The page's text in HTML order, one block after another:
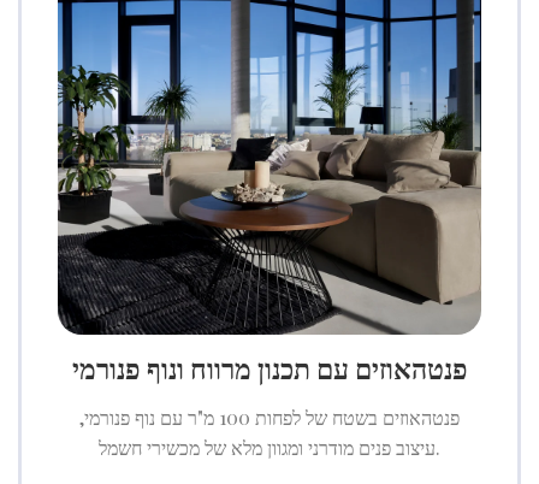
פנטהאוזים עם תכנון מרווח ונוף פנורמי
פנטהאוזים בשטח של לפחות 100 מ"ר עם נוף פנורמי,
עיצוב פנים מודרני ומגוון מלא של מכשירי חשמל.